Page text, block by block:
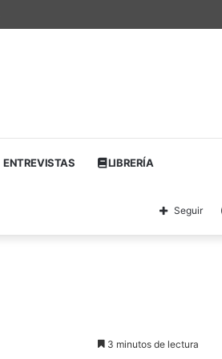
ENTREVISTAS LIBRERÍA
Seguir
3 minutos de lectura